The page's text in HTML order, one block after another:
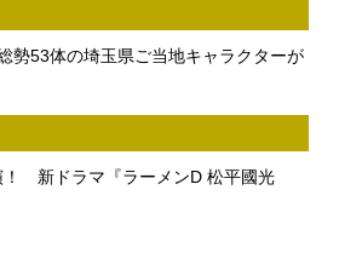
53体の埼玉県ご当地キャラクターが
！ 新ドラマ『ラーメンD 松平國光